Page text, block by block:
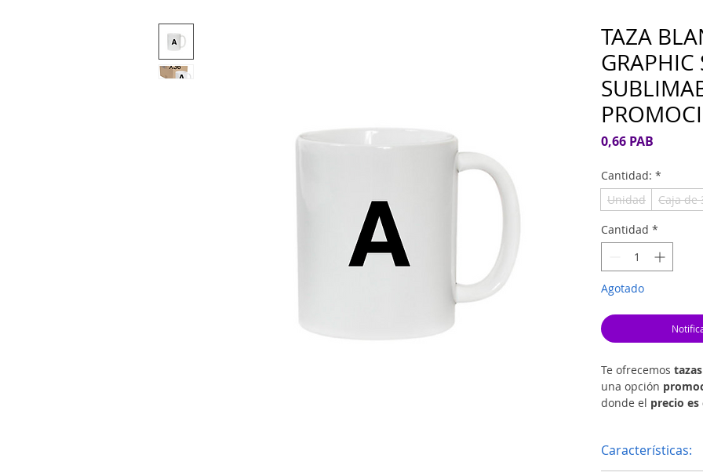
TAZA
GRAPHIC
0,66 PAB
Cantidad: *
Unidad
Caja de
Cantidad *
Agotado
Te ofrecemos
una opción
donde el precio
promociones,
la perfección
Características: